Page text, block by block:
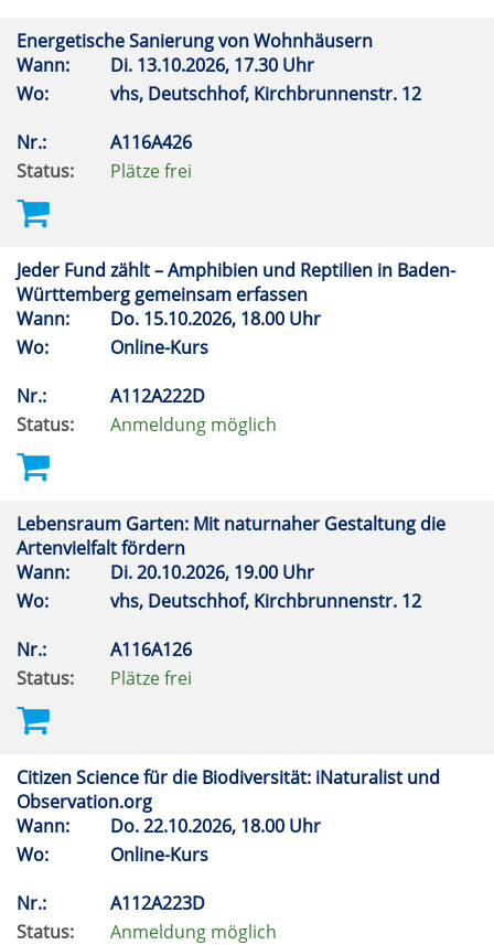
Energetische Sanierung von Wohnhäusern
Wann:
Di. 13.10.2026, 17.30 Uhr
Wo:
vhs, Deutschhof, Kirchbrunnenstr. 12
Nr.:
A116A426
Status:
Plätze frei
Jeder Fund zählt – Amphibien und Reptilien in Baden-
Württemberg gemeinsam erfassen
Wann:
Do. 15.10.2026, 18.00 Uhr
Wo:
Online-Kurs
Nr.:
A112A222D
Status:
Anmeldung möglich
Lebensraum Garten: Mit naturnaher Gestaltung die
Artenvielfalt fördern
Wann:
Di.20.10.2026, 19.00 Uhr
Wo:
vhs, Deutschhof, Kirchbrunnenstr. 12
Nr.:
A116A126
Status:
Plätze frei
Citizen Science für die Biodiversität: iNaturalist und
Observation.org
Wann:
Do.22.10.2026, 18.00 Uhr
Wo:
Online-Kurs
Nr.:
A112A223D
Status:
Anmeldung möglich